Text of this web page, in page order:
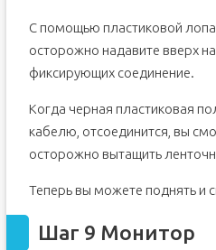
С помощью пластиковой
осторожно надавите вверх
фиксирующих соединение.
Когда черная пластиковая
кабелю, отсоединится, вы
осторожно вытащить
Теперь вы можете поднять и
Шаг 9 Монитор